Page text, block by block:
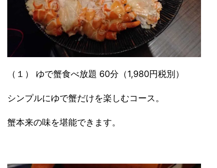
（１） ゆで蟹食べ放題 60分（1,980円税別）
シンプルにゆで蟹だけを楽しむコース。
蟹本来の味を堪能できます。